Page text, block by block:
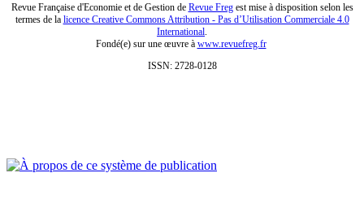
Revue Française d'Economie et de Gestion de Revue Fregest mise à disposition selon les
termes de la licence Creative Commons Attribution - Pas d’Utilisation Commerciale 4.0
International
Fondé(e) sur une œuvre à www.revuefreg.fr
ISSN: 2728-0128